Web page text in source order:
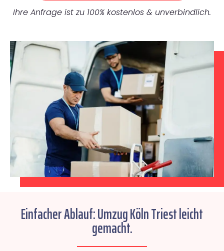
Ihre Anfrage ist zu 100% kostenlos & unverbindlich.
Einfacher Ablauf: Umzug Köln Triest leicht
gemacht.